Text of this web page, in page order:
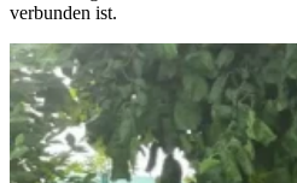
verbunden ist.